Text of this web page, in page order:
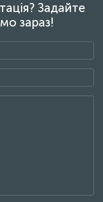
Задайте
зараз!